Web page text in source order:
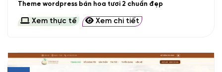
Theme wordpress bán hoa tươi 2 chuẩn đẹp
Xem thực tế Xem chi tiết